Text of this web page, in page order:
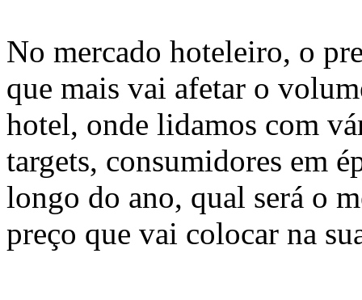
No mercado hoteleiro, o
que mais vai afetar o
hotel, onde lidamos com
targets, consumidores em
longo do ano, qual será o
preço que vai colocar na